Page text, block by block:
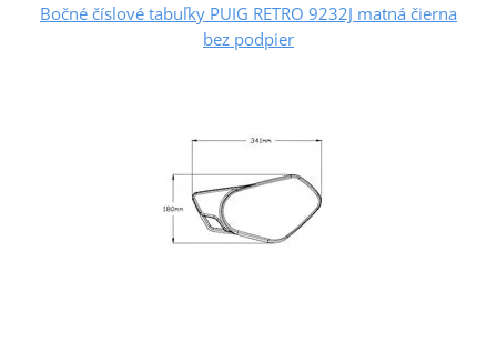
Bočné číslové tabuľky PUIG RETRO 9232J matná čierna
bez podpier